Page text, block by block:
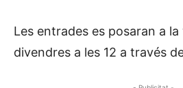
Les entrades es posaran a
divendres a les 12 a través